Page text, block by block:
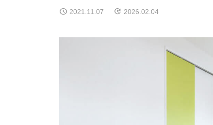
2021.11.07 2026.02.04